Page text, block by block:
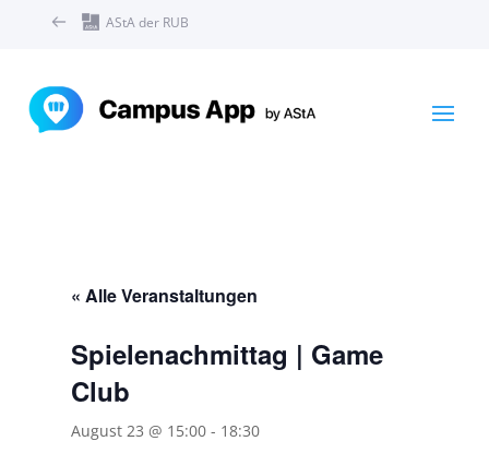
AStA der RUB
« Alle Veranstaltungen
Spielenachmittag | Game
Club
August 23 @ 15:00- 18:30